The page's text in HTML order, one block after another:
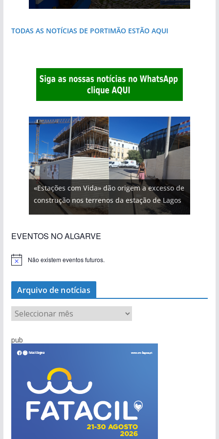
TODAS AS NOTÍCIAS DE PORTIMÃO ESTÃO AQUI
«Estações com Vida» dão origem a excesso de
construção nos terrenos da estação de Lagos
EVENTOS NO ALGARVE
Não existem eventos futuros.
Arquivo de notícias
q
pub